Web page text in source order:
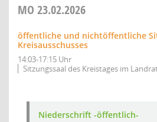
MO 23.02.2026
öffentliche und nichtöffentliche
Kreisausschusses
14:03-17:15 Uhr
Sitzungssaal des Kreistages im
Niederschrift -öffentlich-